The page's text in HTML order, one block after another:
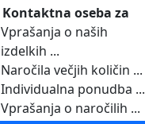
Kontaktna oseba za
Vprašanja o naših
izdelkih ...
Naročila večjih količin ...
Individualna ponudba ...
Vprašanja o naročilih ...